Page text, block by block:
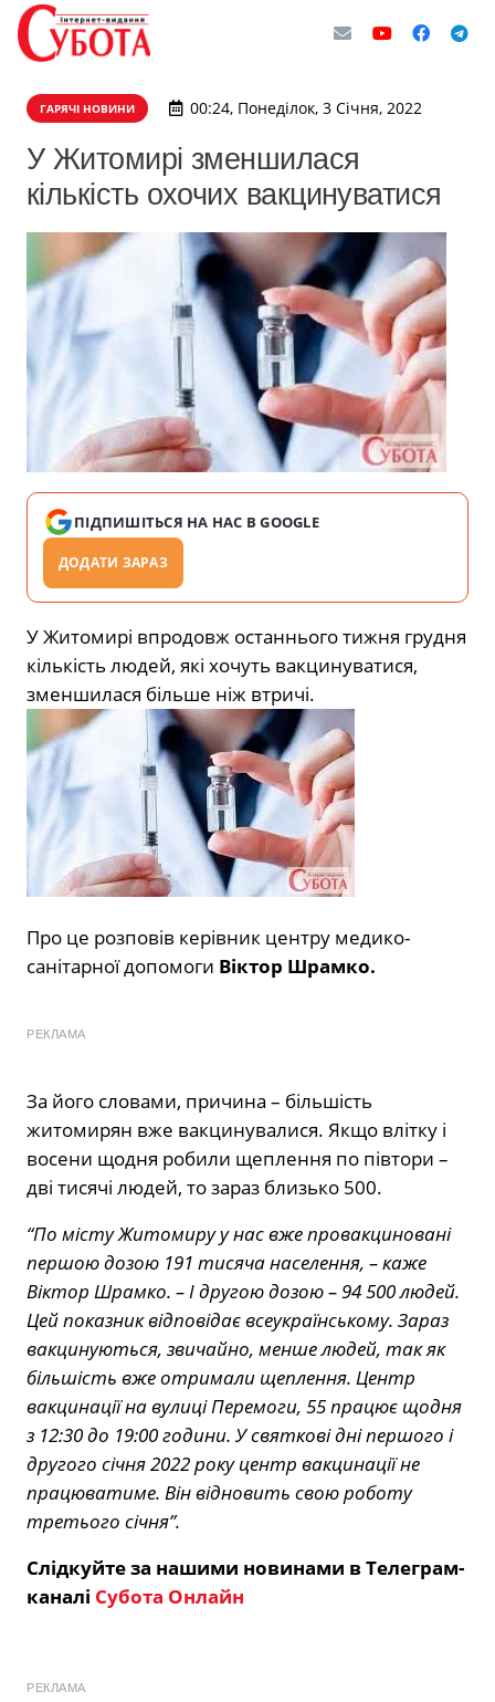
ГАРЯЧІ НОВИНИ 00:24, Понеділок, 3 Січня, 2022
У Житомирі зменшилася
кількість охочих вакцинуватися
ПІДПИШІТЬСЯ НА НАС В GOOGLE
ДОДАТИ ЗАРАЗ
У Житомирі впродовж останнього тижня грудня
кількість людей, які хочуть вакцинуватися,
зменшилася більше ніж втричі.
Про це розповів керівник центру медико-
санітарної допомоги Віктор Шрамко.
РЕКЛАМА
За його словами, причина – більшість
житомирян вже вакцинувалися. Якщо влітку і
восени щодня робили щеплення по півтори –
дві тисячі людей, то зараз близько 500.
“По місту Житомиру у нас вже провакциновані
першою дозою 191 тисяча населення, – каже
Віктор Шрамко. – І другою дозою – 94 500 людей.
Цей показник відповідає всеукраїнському. Зараз
вакцинуються, звичайно, менше людей, так як
більшість вже отримали щеплення. Центр
вакцинації на вулиці Перемоги, 55 працює щодня
з 12:30 до 19:00 години. У святкові дні першого і
другого січня 2022 року центр вакцинації не
працюватиме. Він відновить свою роботу
третього січня”.
Слідкуйте за нашими новинами в Телеграм-
каналі Субота Онлайн
РЕКЛАМА